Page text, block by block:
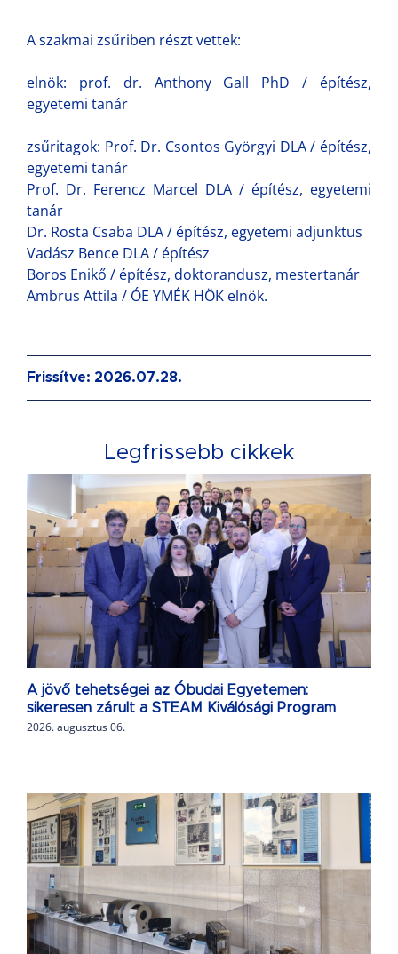
A szakmai zsűriben részt vettek:
elnök: prof. dr. Anthony Gall PhD / építész,
egyetemi tanár
zsűritagok: Prof. Dr. Csontos Györgyi DLA / építész,
egyetemi tanár
Prof. Dr. Ferencz Marcel DLA / építész, egyetemi
tanár
Dr. Rosta Csaba DLA / építész, egyetemi adjunktus
Vadász Bence DLA / építész
Boros Enikő / építész, doktorandusz, mestertanár
Ambrus Attila / ÓE YMÉK HÖK elnök.
Frissítve: 2026.07.28.
Legfrissebb cikkek
A jövő tehetségei az Óbudai Egyetemen:
sikeresen zárult a STEAM Kiválósági Program
2026. augusztus 06.